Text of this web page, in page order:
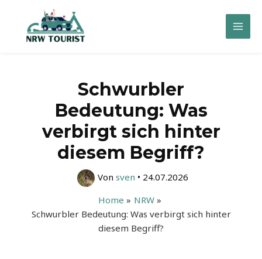
springen
Main
Schwurbler
Bedeutung: Was
verbirgt sich hinter
diesem Begriff?
Von sven • 24.07.2026
Home
NRW
Schwurbler Bedeutung: Was verbirgt sich hinter
diesem Begriff?